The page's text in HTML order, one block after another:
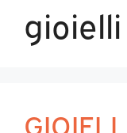
gioielli